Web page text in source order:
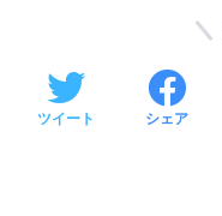
ツイート シェア